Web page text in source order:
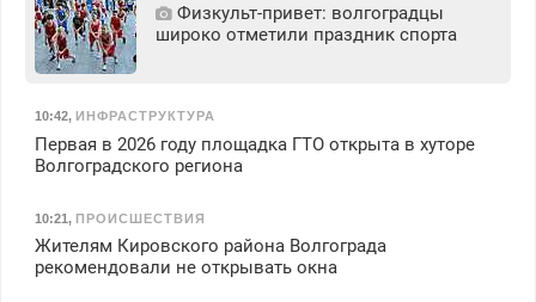
Физкульт‑привет: волгоградцы
широко отметили праздник спорта
10:42, ИНФРАСТРУКТУРА
Первая в 2026 году площадка ГТО открыта в хуторе
Волгоградского региона
10:21, ПРОИСШЕСТВИЯ
Жителям Кировского района Волгограда
рекомендовали не открывать окна